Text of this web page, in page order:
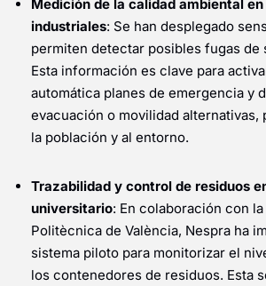
Medición de la calidad ambiental
industriales: Se han desplegado
permiten detectar posibles fugas de
Esta información es clave para
automática planes de emergencia y
evacuación o movilidad alternativas,
la población y al entorno.
Trazabilidad y control de residuos
universitario: En colaboración con
Politècnica de València, Nespra ha
sistema piloto para monitorizar el
los contenedores de residuos. Esta